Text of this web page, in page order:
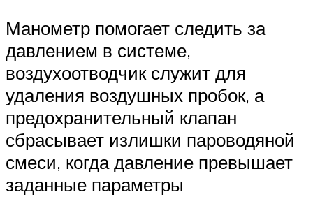
Манометр помогает следить за
давлением в системе,
воздухоотводчик служит для
удаления воздушных пробок, а
предохранительный клапан
сбрасывает излишки пароводяной
смеси, когда давление превышает
заданные параметры